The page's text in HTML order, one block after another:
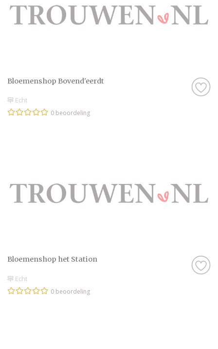
Bloemenshop Bovend'eerdt
Echt
0 beoordeling
Bloemenshop het Station
Echt
0 beoordeling